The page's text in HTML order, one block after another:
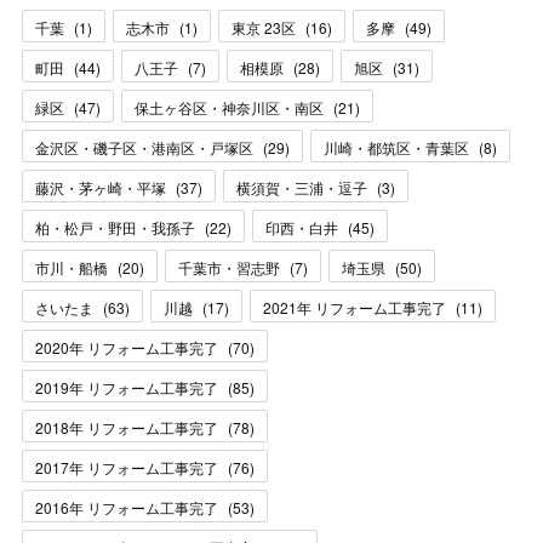
千葉 (1) 志木市 (1) 東京 23区 (16) 多摩 (49)
町田 (44) 八王子 (7) 相模原 (28) 旭区 (31)
緑区 (47) 保土ヶ谷区・神奈川区・南区 (21)
金沢区・磯子区・港南区・戸塚区 (29) 川崎・都筑区・青葉区 (8)
藤沢・茅ヶ崎・平塚 (37) 横須賀・三浦・逗子 (3)
柏・松戸・野田・我孫子 (22) 印西・白井 (45)
市川・船橋 (20) 千葉市・習志野 (7) 埼玉県 (50)
さいたま
(63) 川越 (17) 2021年 リフォーム工事完了 (11)
2020年 リフォーム工事完了
(70)
2019年 リフォーム工事完了
(85)
2018年 リフォーム工事完了
(78)
2017年 リフォーム工事完了
(76)
2016年 リフォーム工事完了
(53)